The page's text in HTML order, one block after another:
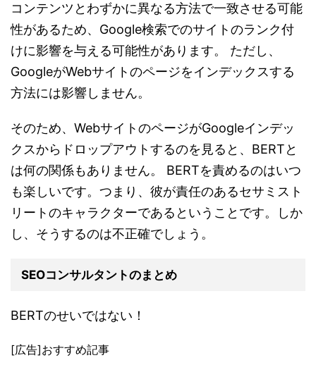
コンテンツとわずかに異なる方法で一致させる可能
性があるため、Google検索でのサイトのランク付
けに影響を与える可能性があります。 ただし、
GoogleがWebサイトのページをインデックスする
方法には影響しません。
そのため、WebサイトのページがGoogleインデッ
クスからドロップアウトするのを見ると、BERTと
は何の関係もありません。 BERTを責めるのはいつ
も楽しいです。つまり、彼が責任のあるセサミスト
リートのキャラクターであるということです。しか
し、そうするのは不正確でしょう。
SEOコンサルタントのまとめ
BERTのせいではない！
[広告]おすすめ記事